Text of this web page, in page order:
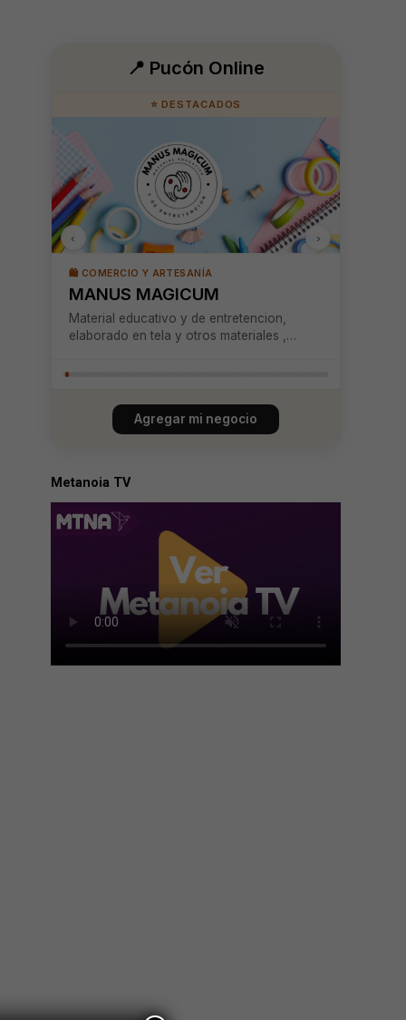
📍 Pucón Online
⭐ DESTACADOS
🛍️ COMERCIO Y ARTESANÍA
MANUS MAGICUM
Material educativo y de entretencion,
elaborado en tela y otros materiales ,
‹ ›
Agregar mi negocio
Metanoia TV